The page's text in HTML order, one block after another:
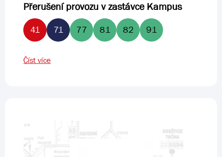
Přerušení provozu v zastávce Kampus
41 71 77 81 82 91
Číst více